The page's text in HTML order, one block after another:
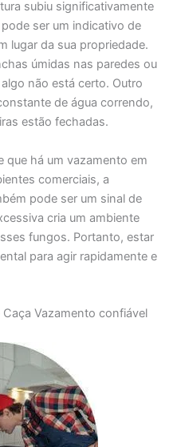
subiu significativamente
ser um indicativo de
lugar da sua propriedade.
úmidas nas paredes ou
não está certo. Outro
de água correndo,
estão fechadas.
que há um vazamento em
comerciais, a
pode ser um sinal de
cria um ambiente
fungos. Portanto, estar
para agir rapidamente e
Vazamento confiável